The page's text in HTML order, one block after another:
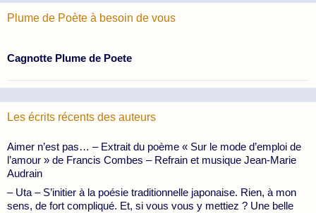
Plume de Poète à besoin de vous
Cagnotte Plume de Poete
Les écrits récents des auteurs
Aimer n’est pas… – Extrait du poème « Sur le mode d’emploi de
l’amour » de Francis Combes – Refrain et musique Jean-Marie
Audrain
– Uta – S’initier à la poésie traditionnelle japonaise. Rien, à mon
sens, de fort compliqué. Et, si vous vous y mettiez ? Une belle